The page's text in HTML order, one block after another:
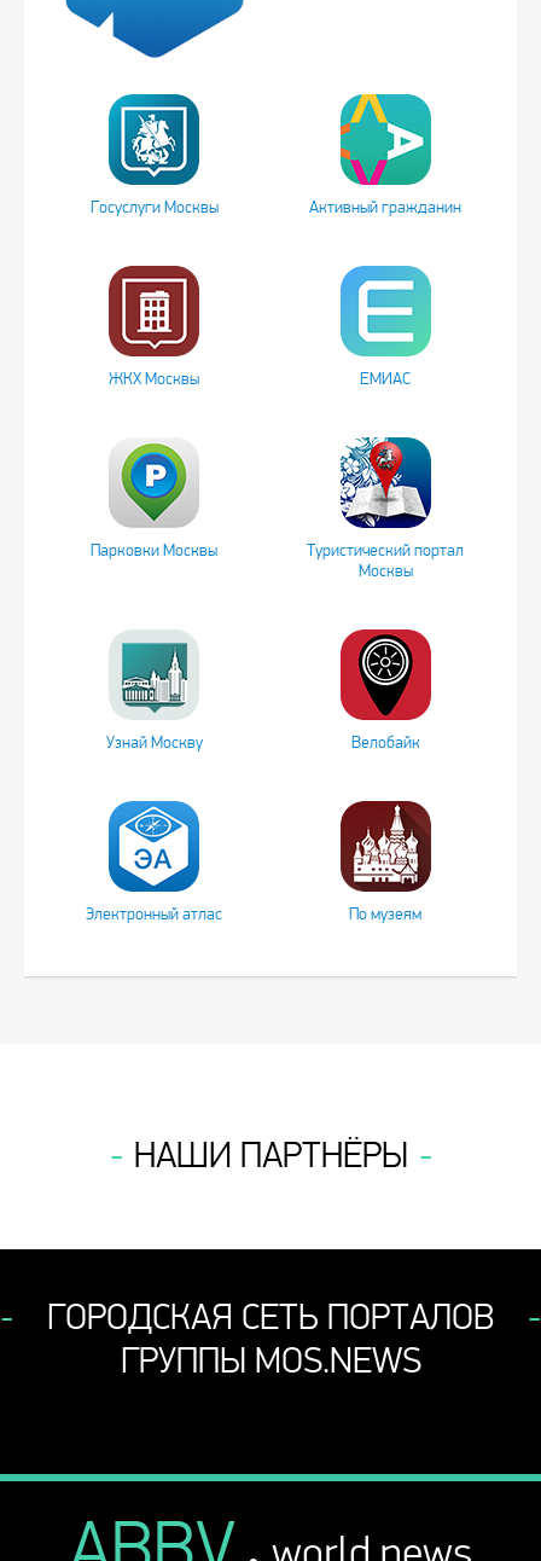
Госуслуги Москвы Активный гражданин
ЖКХ Москвы ЕМИАС
Парковки Москвы
Туристический портал
Москвы
Узнай Москву Велобайк
Электронный атлас По музеям
НАШИ ПАРТНЁРЫ
ГОРОДСКАЯ СЕТЬ ПОРТАЛОВ
ГРУППЫ MOS.NEWS